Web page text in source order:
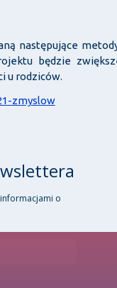
następujące
będzie
u rodziców.
zmyslow
o